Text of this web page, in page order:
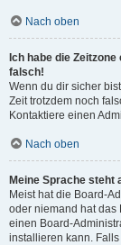
Nach oben
Ich habe die
falsch!
Wenn du dir sicher
Zeit trotzdem noch
Kontaktiere einen
Nach oben
Meine Sprache steht
Meist hat die Board-
oder niemand hat das
einen Board-
installieren kann.